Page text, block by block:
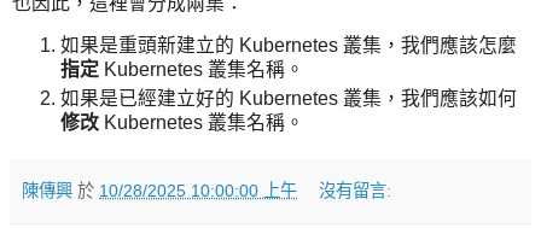
如果是重頭新建立的 Kubernetes 叢集，我們應該怎麼
指定 Kubernetes 叢集名稱。
如果是已經建立好的 Kubernetes 叢集，我們應該如何
修改 Kubernetes 叢集名稱。
陳傳興 於 10/28/2025 10:00:00 上午 沒有留言: